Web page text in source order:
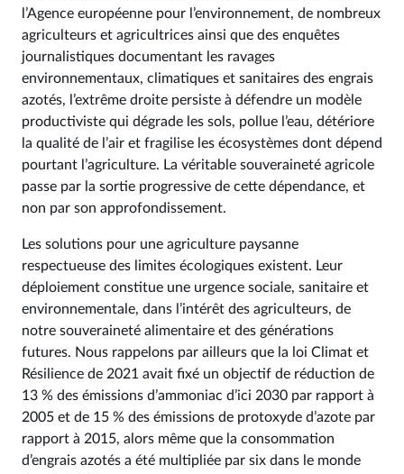
l’Agence européenne pour l’environnement, de nombreux
agriculteurs et agricultrices ainsi que des enquêtes
journalistiques documentant les ravages
environnementaux, climatiques et sanitaires des engrais
azotés, l’extrême droite persiste à défendre un modèle
productiviste qui dégrade les sols, pollue l’eau, détériore
la qualité de l’air et fragilise les écosystèmes dont dépend
pourtant l’agriculture. La véritable souveraineté agricole
passe par la sortie progressive de cette dépendance, et
non par son approfondissement.
Les solutions pour une agriculture paysanne
respectueuse des limites écologiques existent. Leur
déploiement constitue une urgence sociale, sanitaire et
environnementale, dans l’intérêt des agriculteurs, de
notre souveraineté alimentaire et des générations
futures. Nous rappelons par ailleurs que la loi Climat et
Résilience de 2021 avait fixé un objectif de réduction de
13 % des émissions d’ammoniac d’ici 2030 par rapport à
2005 et de 15 % des émissions de protoxyde d’azote par
rapport à 2015, alors même que la consommation
d’engrais azotés a été multipliée par six dans le monde